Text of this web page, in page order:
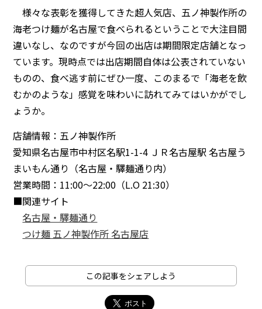
様々な表彰を獲得してきた超人気店、五ノ神製作所の
海老つけ麺が名古屋で食べられるということで大注目間
違いなし、なのですが今回の出店は期間限定店舗となっ
ています。現時点では出店期間自体は公表されていない
ものの、食べ逃す前にぜひ一度、このまるで「海老を飲
むかのような」感覚を味わいに訪れてみてはいかがでし
ょうか。
店舗情報：五ノ神製作所
愛知県名古屋市中村区名駅1-1-4 ＪＲ名古屋駅 名古屋う
まいもん通り（名古屋・驛麺通り内）
営業時間：11:00～22:00（L.O 21:30）
■関連サイト
名古屋・驛麺通り
つけ麺 五ノ神製作所 名古屋店
この記事をシェアしよう